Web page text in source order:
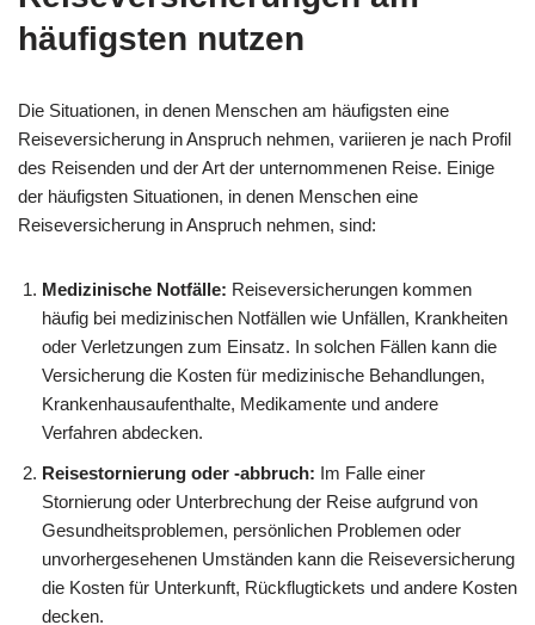
häufigsten nutzen
Die Situationen, in denen Menschen am häufigsten eine
Reiseversicherung in Anspruch nehmen, variieren je nach Profil
des Reisenden und der Art der unternommenen Reise. Einige
der häufigsten Situationen, in denen Menschen eine
Reiseversicherung in Anspruch nehmen, sind:
Medizinische Notfälle: Reiseversicherungen kommen
häufig bei medizinischen Notfällen wie Unfällen, Krankheiten
oder Verletzungen zum Einsatz. In solchen Fällen kann die
Versicherung die Kosten für medizinische Behandlungen,
Krankenhausaufenthalte, Medikamente und andere
Verfahren abdecken.
Reisestornierung oder -abbruch: Im Falle einer
Stornierung oder Unterbrechung der Reise aufgrund von
Gesundheitsproblemen, persönlichen Problemen oder
unvorhergesehenen Umständen kann die Reiseversicherung
die Kosten für Unterkunft, Rückflugtickets und andere Kosten
decken.